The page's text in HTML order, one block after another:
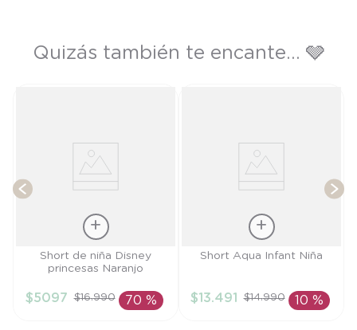
Quizás también te encante... 🩶
Talla
AÑADIR AL
Short de niña Disney
princesas Naranjo
$5097 $16.990 70 %
Talla
AÑADIR AL
Short Aqua Infant Niña
$13.491 $14.990 10 %